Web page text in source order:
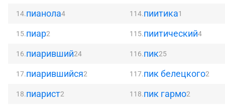
14.пианола4
15.пиар2
16.пиаривший24
17.пиарившийся2
18.пиарист2
114.пиитика1
115.пиитический4
116.пик25
117.пик белецкого2
118.пик гармо2